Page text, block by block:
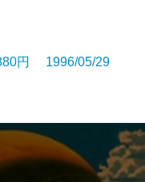
円 1996/05/29